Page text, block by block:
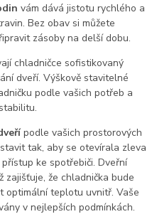
vám dává jistotu rychlého a
Bez obav si můžete
zásoby na delší dobu.
chladničce sofistikovaný
dveří. Výškově stavitelné
podle vašich potřeb a
podle vašich prostorových
tak, aby se otevírala zleva
ke spotřebiči. Dveřní
zajišťuje, že chladnička bude
optimální teplotu uvnitř. Vaše
v nejlepších podmínkách.